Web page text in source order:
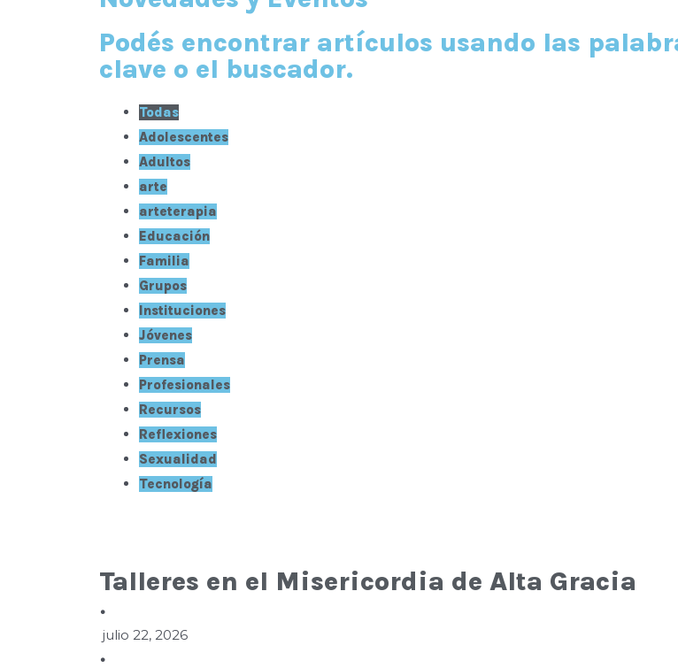
Podés encontrar artículos usando las
clave o el buscador.
Todas
Adolescentes
Adultos
arte
arteterapia
Educación
Familia
Grupos
Instituciones
Jóvenes
Prensa
Profesionales
Recursos
Reflexiones
Sexualidad
Tecnología
Talleres en el Misericordia de Alta Gracia
•
julio 22, 2026
•